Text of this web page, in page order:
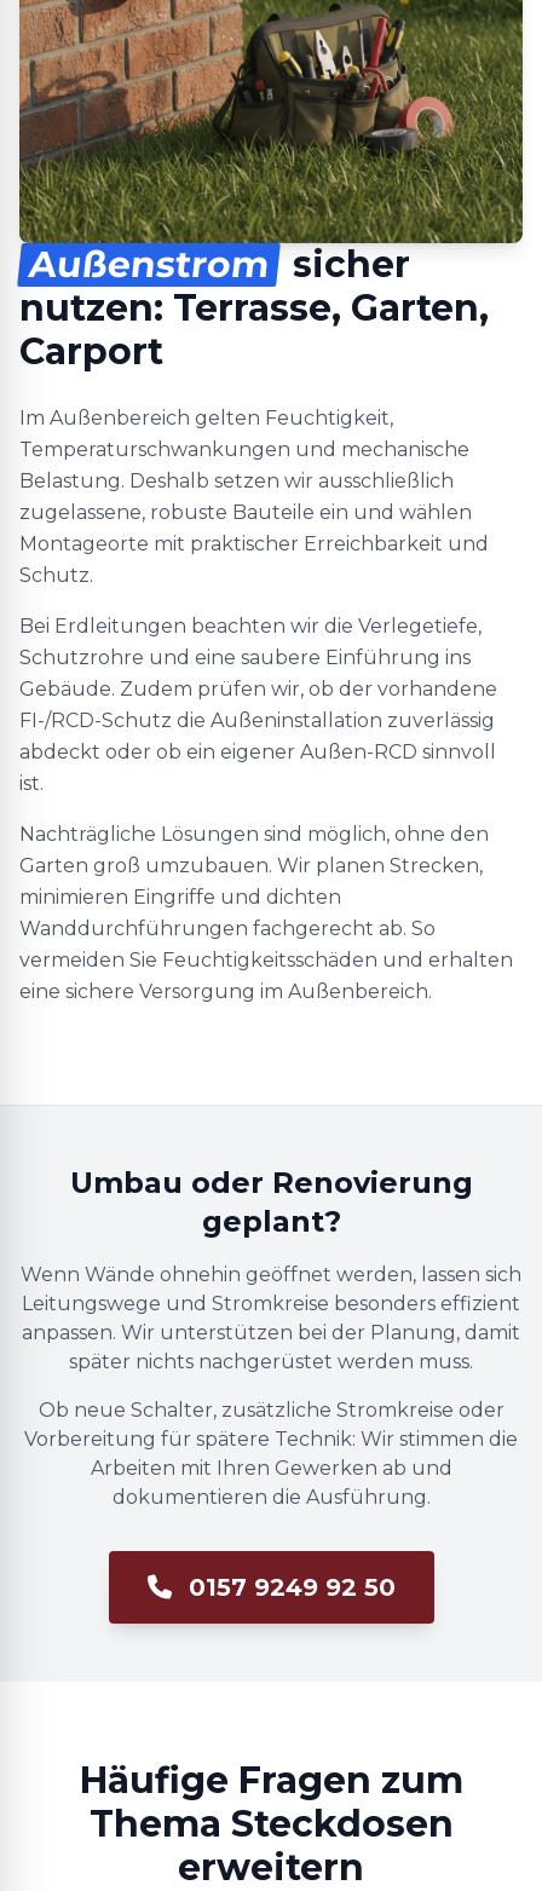
Außenstrom sicher
nutzen: Terrasse, Garten,
Carport
Im Außenbereich gelten Feuchtigkeit,
Temperaturschwankungen und mechanische
Belastung. Deshalb setzen wir ausschließlich
zugelassene, robuste Bauteile ein und wählen
Montageorte mit praktischer Erreichbarkeit und
Schutz.
Bei Erdleitungen beachten wir die Verlegetiefe,
Schutzrohre und eine saubere Einführung ins
Gebäude. Zudem prüfen wir, ob der vorhandene
FI-/RCD-Schutz die Außeninstallation zuverlässig
abdeckt oder ob ein eigener Außen-RCD sinnvoll
ist.
Nachträgliche Lösungen sind möglich, ohne den
Garten groß umzubauen. Wir planen Strecken,
minimieren Eingriffe und dichten
Wanddurchführungen fachgerecht ab. So
vermeiden Sie Feuchtigkeitsschäden und erhalten
eine sichere Versorgung im Außenbereich.
Umbau oder Renovierung
geplant?
Wenn Wände ohnehin geöffnet werden, lassen sich
Leitungswege und Stromkreise besonders effizient
anpassen. Wir unterstützen bei der Planung, damit
später nichts nachgerüstet werden muss.
Ob neue Schalter, zusätzliche Stromkreise oder
Vorbereitung für spätere Technik: Wir stimmen die
Arbeiten mit Ihren Gewerken ab und
dokumentieren die Ausführung.
0157 9249 92 50
Häufige Fragen zum
Thema Steckdosen
erweitern